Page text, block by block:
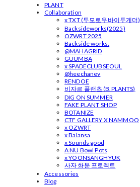
PLANT
Collaboration
x TXT (투모로우바이투게더)
Backsideworks(2025)
OZWRT 2025
Backside works.
@MAHAGRID
GUUMBA
x SPADECLUBSEOUL
@heechaney
RENDOE
비자르 플랜츠 (B.PLANTS)
DIG ON SUMMER
FAKE PLANT SHOP
BOTANIZE
CTF GALLERY X NAMMOO
x OZWRT
x Balansa
x Sounds good
A NU Bowl Pots
x YOONSANGHYUK
사자 화분 프로젝트
Accessories
Blog